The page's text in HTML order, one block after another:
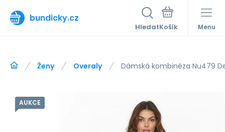
bundicky.cz
Hledat Menu
Ženy Overaly Dámská kombinéza Nu479
AUKCE